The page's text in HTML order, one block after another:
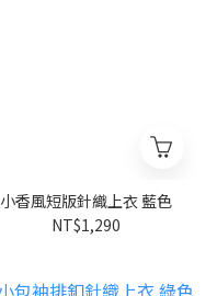
小香風短版針織上衣 藍色
NT$1,290